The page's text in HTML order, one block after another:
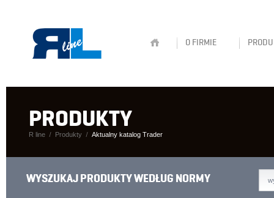
O FIRMIE
PRODUKTY
R line Produkty Aktualny katalog Trader
WYSZUKAJ PRODUKTY WEDŁUG NORMY